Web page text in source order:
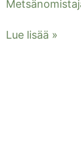
Lue lisää »